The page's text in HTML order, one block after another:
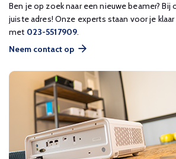
Ben je op zoek naar een nieuwe beamer? Bij
juiste adres! Onze experts staan voor je
met 023-5517909.
Neem contact op